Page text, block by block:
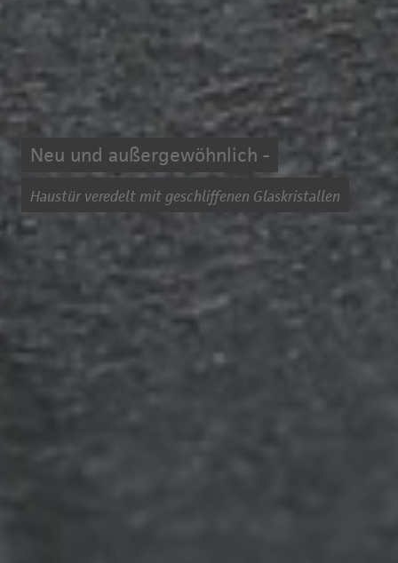
Neu und außergewöhnlich -
Haustür veredelt mit geschliffenen Glaskristallen